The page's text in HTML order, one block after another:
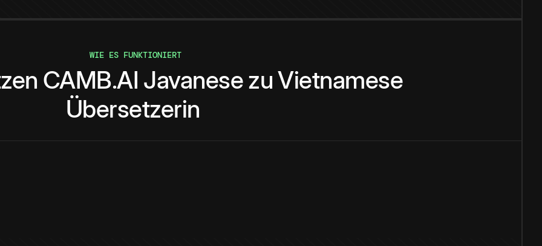
WIE ES FUNKTIONIERT
CAMB.AI JavanesezuVietnamese
Übersetzerin